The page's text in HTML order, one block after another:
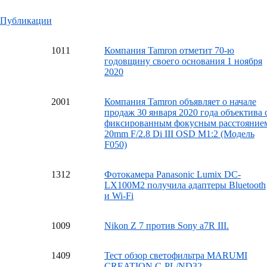
Публикации
1011
Компания Tamron отметит 70-ю
годовщину своего основания 1 ноября
2020
2001
Компания Tamron объявляет о начале
продаж 30 января 2020 года объектива
фиксированным фокусным
20mm F/2.8 Di III OSD M1:2 (Модель
F050)
1312
Фотокамера Panasonic Lumix DC-
LX100M2 получила адаптеры Bluetooth
и Wi-Fi
1009 Nikon Z 7 против Sony a7R III.
1409
Тест обзор светофильтра MARUMI